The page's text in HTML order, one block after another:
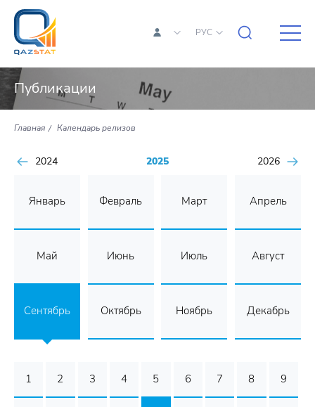
РУС
Публикации
Главная Календарь релизов
2024 2025 2026
Январь Февраль Март Апрель
Май Июнь Июль Август
Сентябрь Октябрь Ноябрь Декабрь
1 2 3 4 5 6 7 8 9